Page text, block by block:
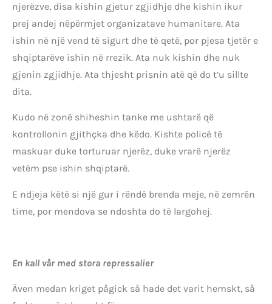
njerëzve, disa kishin gjetur zgjidhje dhe kishin ikur
prej andej nëpërmjet organizatave humanitare. Ata
ishin në një vend të sigurt dhe të qetë, por pjesa tjetër e
shqiptarëve ishin në rrezik. Ata nuk kishin dhe nuk
gjenin zgjidhje. Ata thjesht prisnin atë që do t’u sillte
dita.
Kudo në zonë shiheshin tanke me ushtarë që
kontrollonin gjithçka dhe këdo. Kishte policë të
maskuar duke torturuar njerëz, duke vrarë njerëz
vetëm pse ishin shqiptarë.
E ndjeja këtë si një gur i rëndë brenda meje, në zemrën
time, por mendova se ndoshta do të largohej.
En kall vår med stora repressalier
Även medan kriget pågick så hade det varit hemskt, så